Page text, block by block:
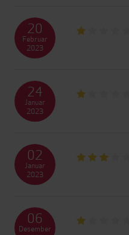
20
Februar
2023
24
Januar
2023
02
Januar
2023
06
Desember